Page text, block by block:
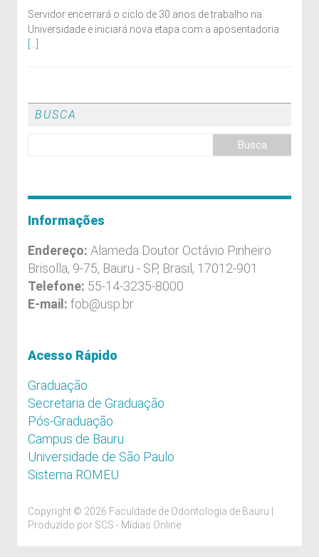
Servidor encerrará o ciclo de 30 anos de trabalho na
Universidade e iniciará nova etapa com a aposentadoria
BUSCA
Informações
Endereço: Alameda Doutor Octávio Pinheiro
Brisolla, 9-75, Bauru - SP, Brasil, 17012-901
Telefone: 55-14-3235-8000
E-mail: fob@usp.br
Acesso Rápido
Graduação
Secretaria de Graduação
Pós-Graduação
Campus de Bauru
Universidade de São Paulo
Sistema ROMEU
Copyright © 2026 Faculdade de Odontologia de Bauru |
Produzido por SCS - Mídias Online